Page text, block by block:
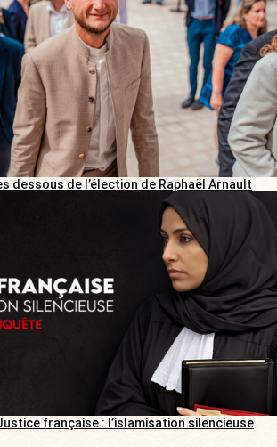
dessous de l’élection de Raphaël Arnault
Justice française : l’islamisation silencieuse